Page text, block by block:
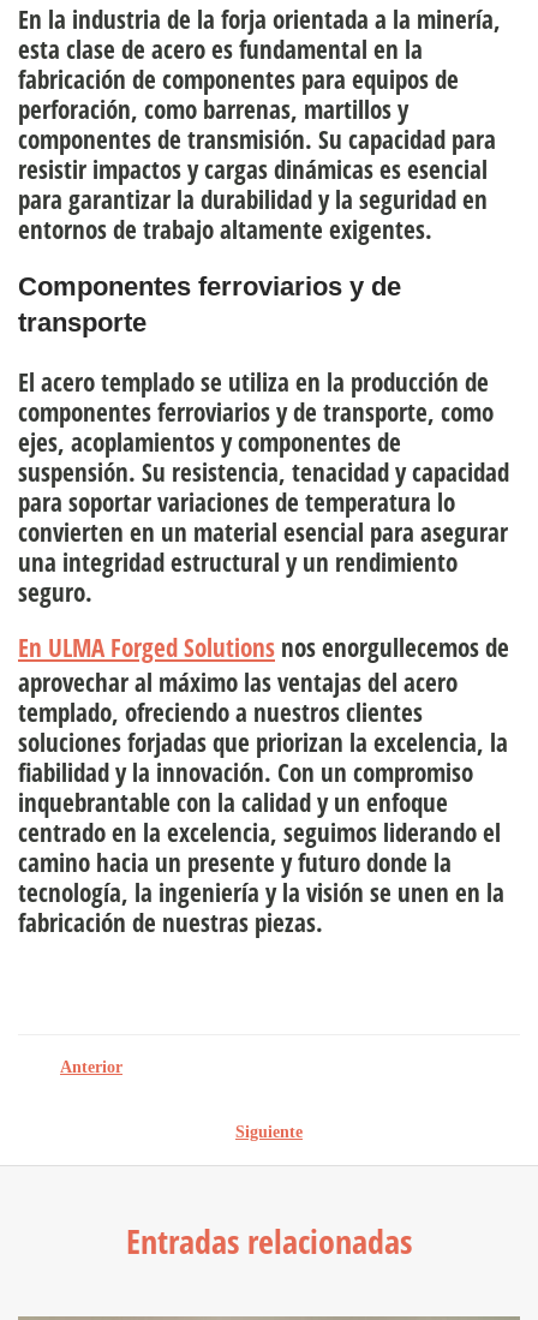
En la industria de la forja orientada a la minería,
esta clase de acero es fundamental en la
fabricación de componentes para equipos de
perforación, como barrenas, martillos y
componentes de transmisión. Su capacidad para
resistir impactos y cargas dinámicas es esencial
para garantizar la durabilidad y la seguridad en
entornos de trabajo altamente exigentes.
Componentes ferroviarios y de
transporte
El acero templado se utiliza en la producción de
componentes ferroviarios y de transporte, como
ejes, acoplamientos y componentes de
suspensión. Su resistencia, tenacidad y capacidad
para soportar variaciones de temperatura lo
convierten en un material esencial para asegurar
una integridad estructural y un rendimiento
seguro.
En ULMA Forged Solutions nos enorgullecemos de
aprovechar al máximo las ventajas del acero
templado, ofreciendo a nuestros clientes
soluciones forjadas que priorizan la excelencia, la
fiabilidad y la innovación. Con un compromiso
inquebrantable con la calidad y un enfoque
centrado en la excelencia, seguimos liderando el
camino hacia un presente y futuro donde la
tecnología, la ingeniería y la visión se unen en la
fabricación de nuestras piezas.
Anterior
Siguiente
Entradas relacionadas